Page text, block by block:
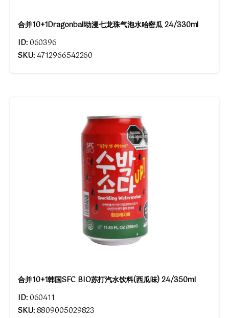
合并10+1Dragonball动漫七龙珠气泡水哈密瓜 24/330ml
ID:060396
SKU:4712966542260
合并10+1韩国SFC BIO苏打汽水饮料(西瓜味) 24/350ml
ID:060411
SKU:8809005029823